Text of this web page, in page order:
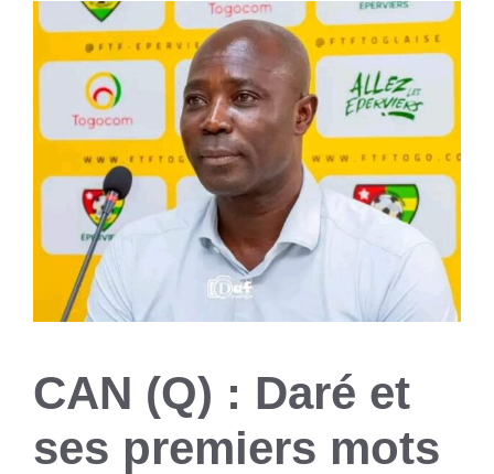
CAN (Q) : Daré et
ses premiers mots